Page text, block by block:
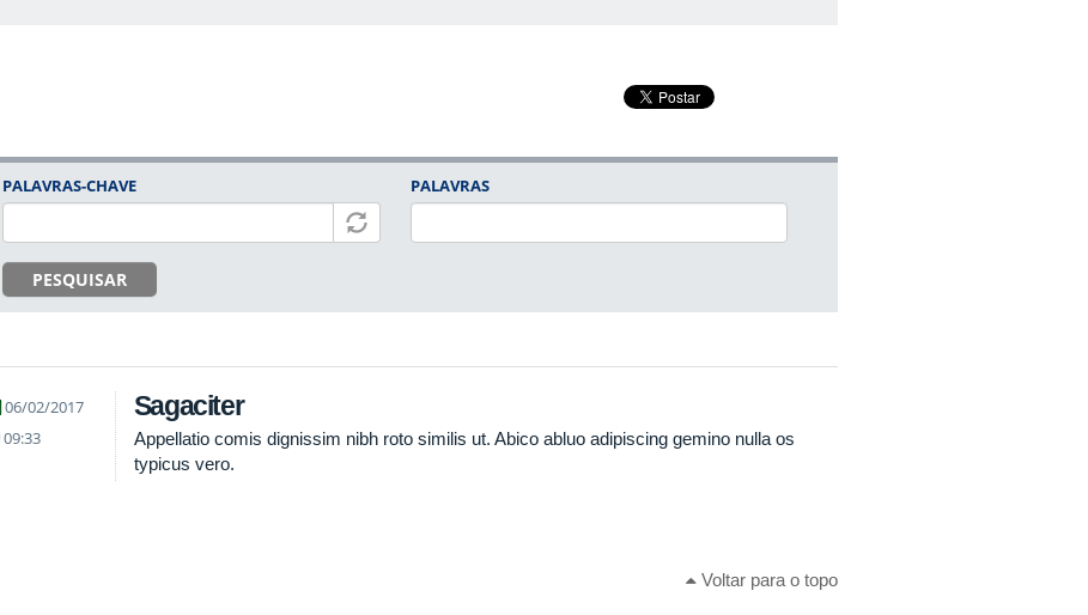
PALAVRAS-CHAVE
PESQUISAR
PALAVRAS
06/02/2017
09:33
Sagaciter
Appellatio comis dignissim nibh roto similis ut. Abico abluo adipiscing gemino nulla os
typicus vero.
Voltar para o topo